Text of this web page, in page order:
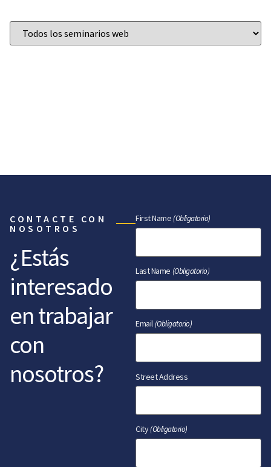
CONTACTE CON
NOSOTROS
¿Estás
interesado
en trabajar
con
nosotros?
First Name(Obligatorio)
Last Name (Obligatorio)
Email (Obligatorio)
Street Address
City(Obligatorio)